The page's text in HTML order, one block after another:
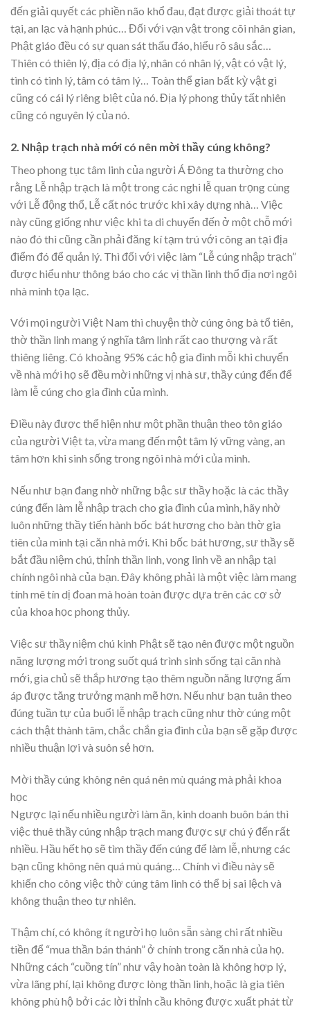
đến giải quyết các phiền não khổ đau, đạt được giải thoát tự
tại, an lạc và hạnh phúc… Đối với vạn vật trong cõi nhân gian,
Phật giáo đều có sự quan sát thấu đáo, hiểu rõ sâu sắc…
Thiên có thiên lý, địa có địa lý, nhân có nhân lý, vật có vật lý,
tình có tình lý, tâm có tâm lý… Toàn thể gian bất kỳ vật gì
cũng có cái lý riêng biệt của nó. Địa lý phong thủy tất nhiên
cũng có nguyên lý của nó.
2. Nhập trạch nhà mới có nên mời thầy cúng không?
Theo phong tục tâm linh của người Á Đông ta thường cho
rằng Lễ nhập trạch là một trong các nghi lễ quan trọng cùng
với Lễ động thổ, Lễ cất nóc trước khi xây dựng nhà… Việc
này cũng giống như việc khi ta di chuyển đến ở một chỗ mới
nào đó thì cũng cần phải đăng kí tạm trú với công an tại địa
điểm đó để quản lý. Thì đối với việc làm “Lễ cúng nhập trạch”
được hiểu như thông báo cho các vị thần linh thổ địa nơi ngôi
nhà mình tọa lạc.
Với mọi người Việt Nam thì chuyện thờ cúng ông bà tổ tiên,
thờ thần linh mang ý nghĩa tâm linh rất cao thượng và rất
thiêng liêng. Có khoảng 95% các hộ gia đình mỗi khi chuyển
về nhà mới họ sẽ đều mời những vị nhà sư, thầy cúng đến để
làm lễ cúng cho gia đình của mình.
Điều này được thể hiện như một phần thuận theo tôn giáo
của người Việt ta, vừa mang đến một tâm lý vững vàng, an
tâm hơn khi sinh sống trong ngôi nhà mới của mình.
Nếu như bạn đang nhờ những bậc sư thầy hoặc là các thầy
cúng đến làm lễ nhập trạch cho gia đình của mình, hãy nhờ
luôn những thầy tiến hành bốc bát hương cho bàn thờ gia
tiên của mình tại căn nhà mới. Khi bốc bát hương, sư thầy sẽ
bắt đầu niệm chú, thỉnh thần linh, vong linh về an nhập tại
chính ngôi nhà của bạn. Đây không phải là một việc làm mang
tính mê tín dị đoan mà hoàn toàn được dựa trên các cơ sở
của khoa học phong thủy.
Việc sư thầy niệm chú kinh Phật sẽ tạo nên được một nguồn
năng lượng mới trong suốt quá trình sinh sống tại căn nhà
mới, gia chủ sẽ thắp hương tạo thêm nguồn năng lượng ấm
áp được tăng trưởng mạnh mẽ hơn. Nếu như bạn tuân theo
đúng tuần tự của buổi lễ nhập trạch cũng như thờ cúng một
cách thật thành tâm, chắc chắn gia đình của bạn sẽ gặp được
nhiều thuận lợi và suôn sẻ hơn.
Mời thầy cúng không nên quá nên mù quáng mà phải khoa
học
Ngược lại nếu nhiều người làm ăn, kinh doanh buôn bán thì
việc thuê thầy cúng nhập trạch mang được sự chú ý đến rất
nhiều. Hầu hết họ sẽ tìm thầy đến cúng để làm lễ, nhưng các
bạn cũng không nên quá mù quáng… Chính vì điều này sẽ
khiến cho công việc thờ cúng tâm linh có thể bị sai lệch và
không thuận theo tự nhiên.
Thậm chí, có không ít người họ luôn sẵn sàng chi rất nhiều
tiền để “mua thần bán thánh” ở chính trong căn nhà của họ.
Những cách “cuồng tín” như vậy hoàn toàn là không hợp lý,
vừa lãng phí, lại không được lòng thần linh, hoặc là gia tiên
không phù hộ bởi các lời thỉnh cầu không được xuất phát từ